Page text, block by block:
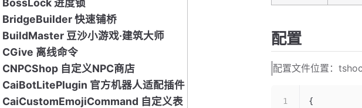
BridgeBuilder 快速铺桥
BuildMaster 豆沙小游戏·建筑大师
CGive 离线命令
CNPCShop 自定义NPC商店
CaiBotLitePlugin 官方机器人适配插件
CaiCustomEmojiCommand 自定义表
配置
配置文件位置：
{